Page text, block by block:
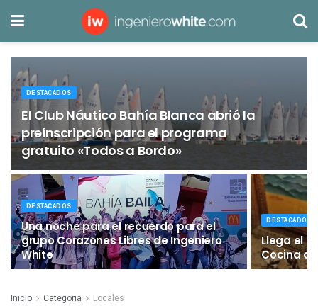
DESTACADOS
El Club Náutico Bahía Blanca abrió la
preinscripción para el programa
gratuito «Todos a Bordo»
DESTACADOS
Una noche para el recuerdo para el
grupo Corazones Libres de Ingeniero
White
DESTACADOS
Llega el
Cocina
Inicio Categoria Locales